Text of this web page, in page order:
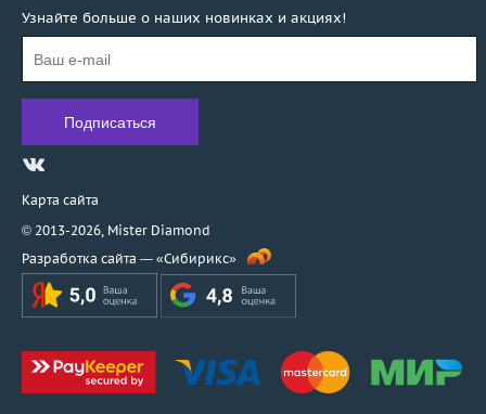
Узнайте больше о наших новинках и акциях!
Карта сайта
© 2013-2026, Mister Diamond
Разработка сайта — «Сибирикс»